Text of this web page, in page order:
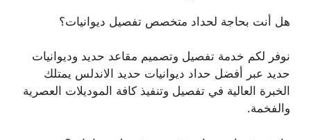
هل أنت بحاجة لحداد متخصص تفصيل ديوانيات؟
نوفر لكم خدمة تفصيل وتصميم مقاعد حديد وديوانيات
حديد عبر أفضل حداد ديوانيات حديد الاندلس يمتلك
الخبرة العالية في تفصيل وتنفيذ كافة الموديلات العصرية
والفخمة.